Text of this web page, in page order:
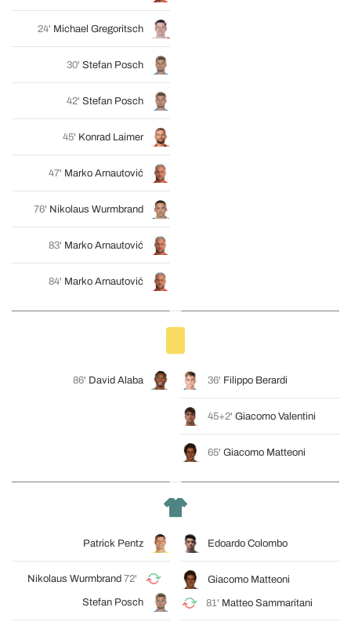
24' Michael Gregoritsch
30' Stefan Posch
42' Stefan Posch
45' Konrad Laimer
47' Marko Arnautović
76' Nikolaus Wurmbrand
83' Marko Arnautović
84' Marko Arnautović
86' David Alaba 36' Filippo Berardi
45+2' Giacomo Valentini
65' Giacomo Matteoni
Patrick Pentz Edoardo Colombo
Nikolaus Wurmbrand 72'
Stefan Posch
Giacomo Matteoni
81' Matteo Sammaritani